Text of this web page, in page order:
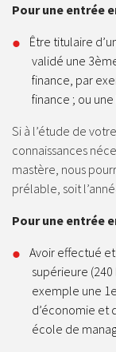
Pour une entrée
Être titulaire
validé une
finance, par
finance ; ou
Si à l’étude de
connaissances
mastère, nous
prélable, soit
Pour une entrée
Avoir effectué
supérieure
exemple une
d’économie et
école de